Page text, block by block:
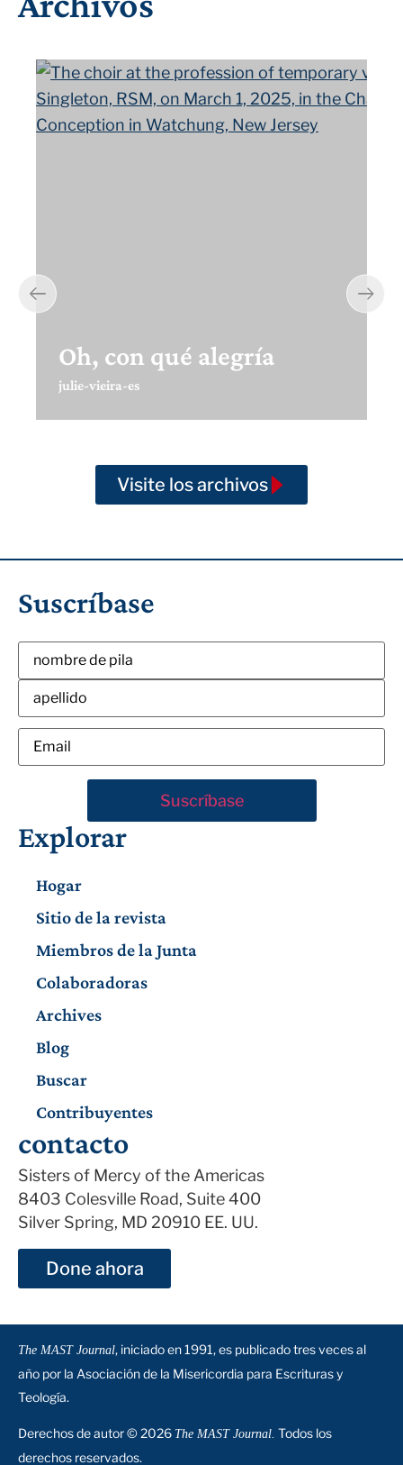
Oh, con qué alegría
julie-vieira-es
Visite los archivos
Suscríbase
Explorar
Hogar
Sitio de la revista
Miembros de la Junta
Colaboradoras
Archives
Blog
Buscar
Contribuyentes
contacto
Sisters of Mercy of the Americas
8403 Colesville Road, Suite 400
Silver Spring, MD 20910 EE. UU.
Done ahora
The MAST Journal, iniciado en 1991, es publicado tres veces al
año por la Asociación de la Misericordia para Escrituras y
Teología.
Derechos de autor © 2026 The MAST Journal. Todos los
derechos reservados.